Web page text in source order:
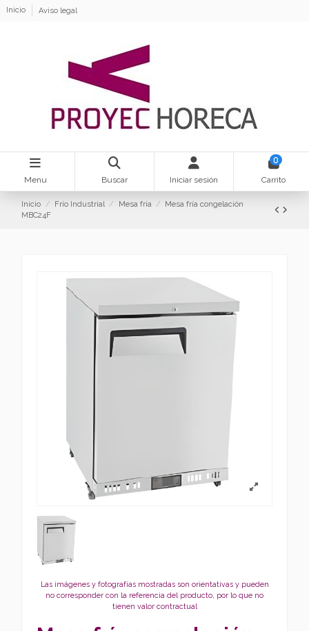
Inicio Aviso legal
Menu Buscar Iniciar sesión
0
Carrito
Inicio Frío Industrial Mesa fría
Mesa fría congelación
MBC24F
Las imágenes y fotografías mostradas son orientativas y pueden
no corresponder con la referencia del producto, por lo que no
tienen valor contractual